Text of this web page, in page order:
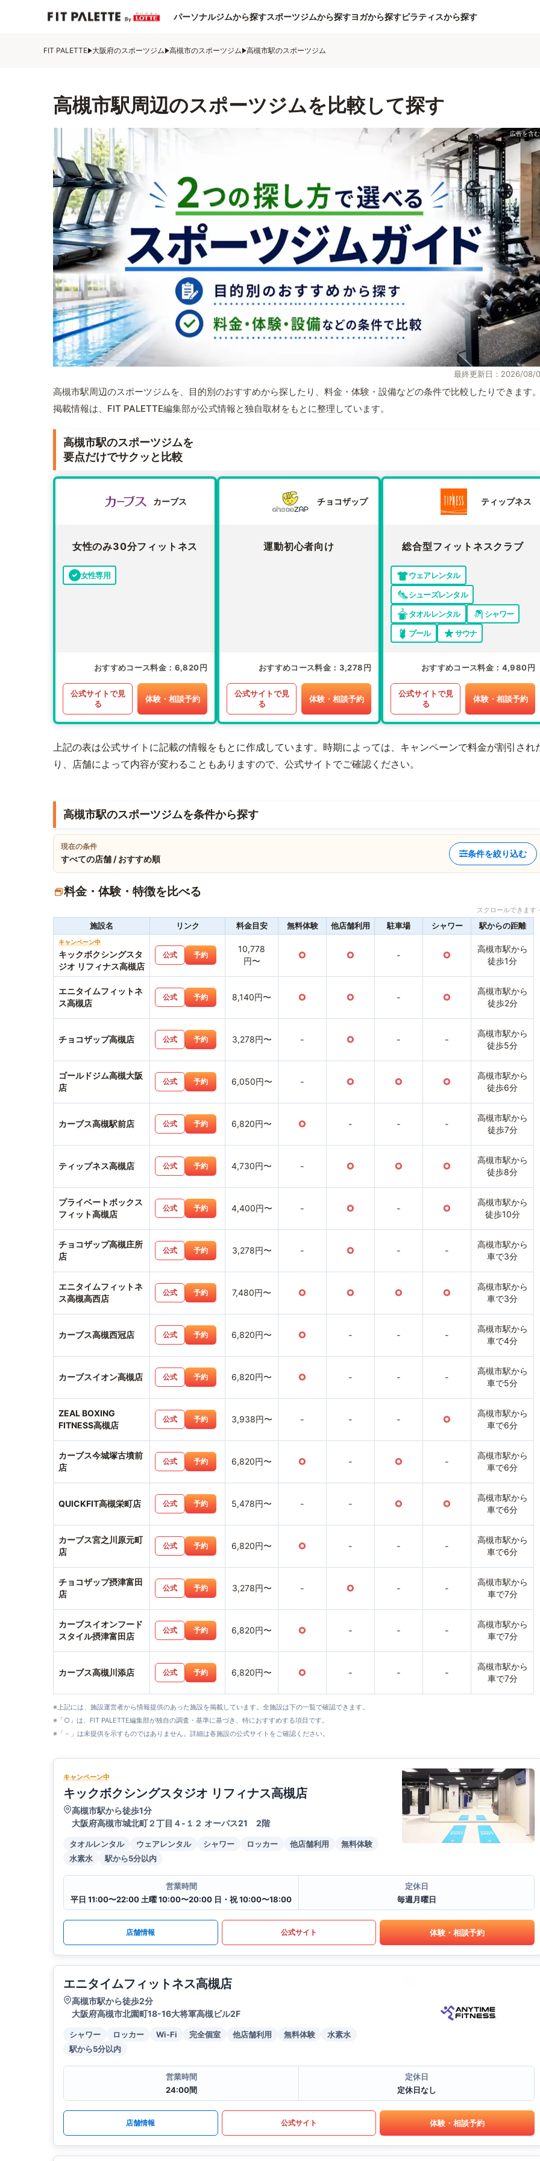
パーソナルジムから探すスポーツジムから探すヨガから探すピラティスから探す
FIT PALETTE 大阪府のスポーツジム 高槻市のスポーツジム 高槻市駅のスポーツジム
高槻市駅周辺のスポーツジムを比較して探す
最終更新日：2026/08/
高槻市駅周辺のスポーツジムを、目的別のおすすめから探したり、料金・体験・設備などの条件で比較したりできます
掲載情報は、FIT PALETTE編集部が公式情報と独自取材をもとに整理しています。
高槻市駅のスポーツジムを
要点だけでサクッと比較
カーブス
女性のみ30分フィットネス
女性専用
おすすめコース料金 6,820円
公式サイトで見
る
体験・相談予約
チョコザップ
運動初心者向け
おすすめコース料金 3,278円
公式サイトで見
る
体験・相談予約
ティップネス
総合型フィットネスクラブ
ウェアレンタル
シューズレンタル
タオルレンタル
シャワー
プール
サウナ
おすすめコース料金 4,980円
公式サイトで見
る
体験・相談予約
上記の表は公式サイトに記載の情報をもとに作成しています。時期によっては、キャンペーンで料金が割引され
り、店舗によって内容が変わることもありますので、公式サイトでご確認ください。
高槻市駅のスポーツジムを条件から探す
現在の条件
すべての店舗 / おすすめ順
条件を絞り込む
料金・体験・特徴を比べる
スクロールできま
施設名 リンク 料金目安 無料体験 他店舗利用 駐車場 シャワー 駅からの距離
キャンペーン中
キックボクシングスタ
ジオ リフィナス高槻店
公式 予約
10,778
円〜
○ ○ - ○
高槻市駅から
徒歩1分
エニタイムフィットネ
ス高槻店
公式 予約 8,140円〜 ○ ○ - ○
高槻市駅から
徒歩2分
チョコザップ高槻店 公式 予約 3,278円〜 - ○ - -
高槻市駅から
徒歩5分
ゴールドジム高槻大阪
店
公式 予約 6,050円〜 - ○ ○ ○
高槻市駅から
徒歩6分
カーブス高槻駅前店 公式 予約 6,820円〜 ○ - - -
高槻市駅から
徒歩7分
ティップネス高槻店 公式 予約 4,730円〜 - ○ ○ ○
高槻市駅から
徒歩8分
プライベートボックス
フィット高槻店
公式 予約 4,400円〜 - ○ - ○
高槻市駅から
徒歩10分
チョコザップ高槻庄所
店
公式 予約 3,278円〜 - ○ - -
高槻市駅から
車で3分
エニタイムフィットネ
ス高槻高西店
公式 予約 7,480円〜 ○ ○ ○ ○
高槻市駅から
車で3分
カーブス高槻西冠店 公式 予約 6,820円〜 ○ - - -
高槻市駅から
車で4分
カーブスイオン高槻店 公式 予約 6,820円〜 ○ - - -
高槻市駅から
車で5分
ZEAL BOXING
FITNESS高槻店
公式 予約 3,938円〜 - - - ○
高槻市駅から
車で6分
カーブス今城塚古墳前
店
公式 予約 6,820円〜 ○ - ○ -
高槻市駅から
車で6分
QUICKFIT高槻栄町店 公式 予約 5,478円〜 - - ○ ○
高槻市駅から
車で6分
カーブス宮之川原元町
店
公式 予約 6,820円〜 ○ - - -
高槻市駅から
車で6分
チョコザップ摂津富田
店
公式 予約 3,278円〜 - ○ - -
高槻市駅から
車で7分
カーブスイオンフード
スタイル摂津富田店
公式 予約 6,820円〜 ○ - - -
高槻市駅から
車で7分
カーブス高槻川添店 公式 予約 6,820円〜 ○ - - -
高槻市駅から
車で7分
※上記には、施設運営者から情報提供のあった施設を掲載しています。全施設は下の一覧で確認できます。
※「○」は、FIT PALETTE編集部が独自の調査・基準に基づき、特におすすめする項目です。
※「－」は未提供を示すものではありません。詳細は各施設の公式サイトをご確認ください。
キャンペーン中
キックボクシングスタジオ リフィナス高槻店
高槻市駅から徒歩1分
大阪府高槻市城北町２丁目４-１２ オーパス21 2階
タオルレンタル ウェアレンタル シャワー ロッカー 他店舗利用
無料体験
水素水
駅から5分以内
営業時間
平日 11:00〜22:00 土曜 10:00〜20:00 日・祝 10:00〜18:00
定休日
毎週月曜日
店舗情報 公式サイト 体験・相談予約
エニタイムフィットネス高槻店
高槻市駅から徒歩2分
大阪府高槻市北園町18-16大将軍高槻ビル2F
シャワー ロッカー Wi-Fi 完全個室 他店舗利用 無料体験
水素水
駅から5分以内
営業時間
24:00間
定休日
定休日なし
店舗情報 公式サイト 体験・相談予約